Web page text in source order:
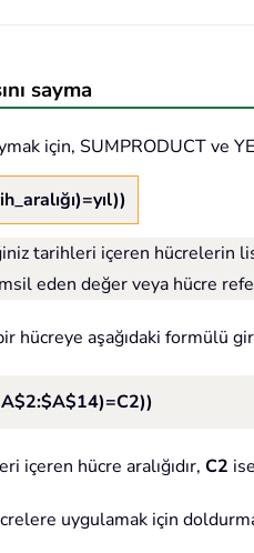
sayma
için, SUMPRODUCT
tarihleri içeren hücrelerin
eden değer veya hücre
hücreye aşağıdaki formülü
içeren hücre aralığıdır, C2
uygulamak için